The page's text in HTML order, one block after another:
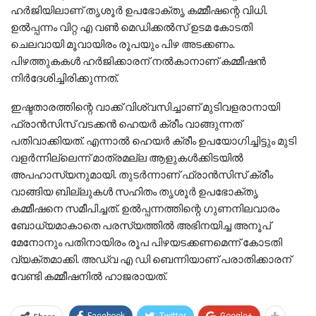
ഹര്‍ജിയിലാണ് തൃശൂര്‍ ഉപഭോക്തൃ കമ്മീഷന്റെ വിധി.
ഉല്‍പ്പന്നം വിറ്റ എ വണ്‍ മെഡിക്കല്‍സ് ഉടമ കോടതി
ചെലവായി മൂവായിരം രൂപയും പിഴ അടക്കണം.
പിഴത്തുകകള്‍ ഹര്‍ജിക്കാരന് നല്‍കാനാണ് കമ്മീഷന്‍
നിര്‍ദേശിച്ചിരിക്കുന്നത്.
ഇഷ്ടതാരത്തിന്റെ വാക്ക് വിശ്വസിച്ചാണ് മുടിവളരാനായി
ഫ്രാന്‍സിസ് വടക്കന്‍ ഹെയര്‍ ക്രീം വാങ്ങുന്നത്
പതിവാക്കിയത്. എന്നാല്‍ ഹെയര്‍ ക്രീം ഉപയോഗിച്ചിട്ടും മുടി
വളര്‍ന്നില്ലെന്ന് മാത്രമല്ല ആളുകള്‍ക്കിടയില്‍
അപഹാസ്യനുമായി. തുടര്‍ന്നാണ് ഫ്രാന്‍സിസ് ക്രീം
വാങ്ങിയ ബില്ലുകള്‍ സഹിതം തൃശൂര്‍ ഉപഭോക്തൃ
കമ്മീഷനെ സമീപിച്ചത്. ഉല്‍പ്പന്നത്തിന്റെ ഗുണനിലവാരം
ബോധ്യമാകാതെ പരസ്യത്തില്‍ അഭിനയിച്ച അനൂപ്
മേനോനും പതിനായിരം രൂപ പിഴയടക്കണമെന്ന് കോടതി
വ്യക്തമാക്കി. അഡ്വ എ ഡി ബെന്നിയാണ് പരാതിക്കാരന്
വേണ്ടി കമ്മീഷനില്‍ ഹാജരായത്.